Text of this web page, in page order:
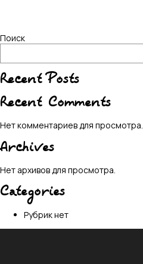
Поиск
Recent Posts
Recent Comments
Нет комментариев для просмотра.
Archives
Нет архивов для просмотра.
Categories
Рубрик нет